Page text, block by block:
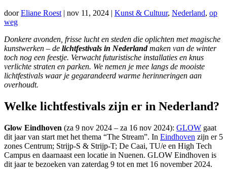
doorEliane Roest | nov 11, 2024 | Kunst & Cultuur, Nederland, op
weg
Donkere avonden, frisse lucht en steden die oplichten met magische
kunstwerken – de lichtfestivals in Nederlandmaken van de winter
toch nog een feestje. Verwacht futuristische installaties en knus
verlichte straten en parken. We nemen je mee langs de mooiste
lichtfestivals waar je gegarandeerd warme herinneringen aan
overhoudt.
Welke lichtfestivals zijn er in Nederland?
Glow Eindhoven (za 9 nov 2024 – za 16 nov 2024): GLOW gaat
dit jaar van start met het thema “The Stream”. In Eindhoven zijn er 5
zones Centrum; Strijp-S & Strijp-T; De Caai, TU/e en High Tech
Campus en daarnaast een locatie in Nuenen. GLOW Eindhoven is
dit jaar te bezoeken van zaterdag 9 tot en met 16 november 2024.